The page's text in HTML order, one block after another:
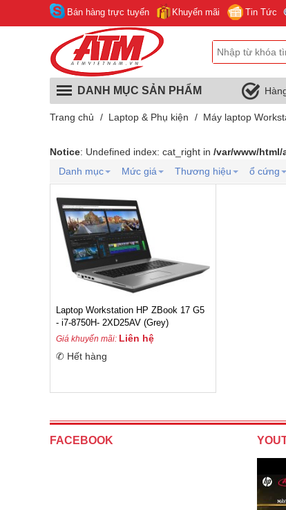
Bán hàng trực tuyến Khuyến mãi Tin Tức
DANH MỤC SẢN PHẨM
Trang chủ / Laptop & Phụ kiện / Máy laptop
Notice: Undefined index: cat_right in /var/www/html/
Danh mục
Mức giá Thương hiệu ổ cứng
Laptop Workstation HP ZBook 17 G5
- i7-8750H- 2XD25AV (Grey)
Giá khuyến mãi: Liên hệ
✆ Hết hàng
FACEBOOK